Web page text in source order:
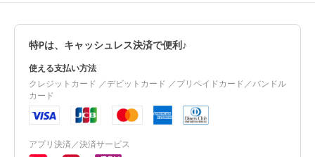
特Pは、キャッシュレス決済で便利♪
使える支払い方法
クレジットカード ／デビットカード ／プリペイドカード／バンドル
カード
アプリ決済／決済サービス